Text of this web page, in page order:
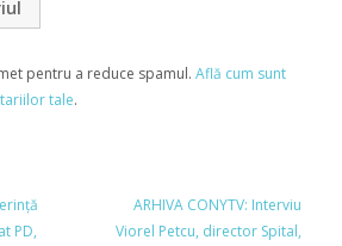
pentru a reduce spamul. Află cum sunt
tale.
PD,
ARHIVA CONYTV: Interviu
Viorel Petcu, director Spital,